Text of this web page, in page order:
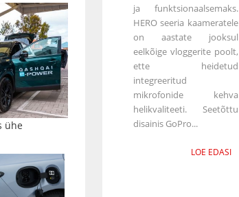
ühe
ja funktsionaalsemaks.
HERO seeria kaameratele
on aastate jooksul
eelkõige vloggerite poolt,
ette heidetud
integreeritud
mikrofonide kehva
helikvaliteeti. Seetõttu
disainis GoPro...
LOE EDASI